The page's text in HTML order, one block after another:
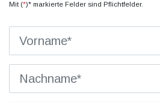
Mit (*)* markierte Felder sind Pflichtfelder.